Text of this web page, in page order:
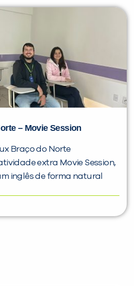
– Movie Session
Braço do Norte
extra Movie Session,
inglês de forma natural